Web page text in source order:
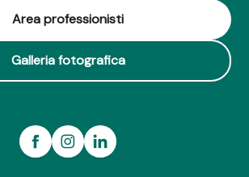
Area professionisti
Galleria fotografica